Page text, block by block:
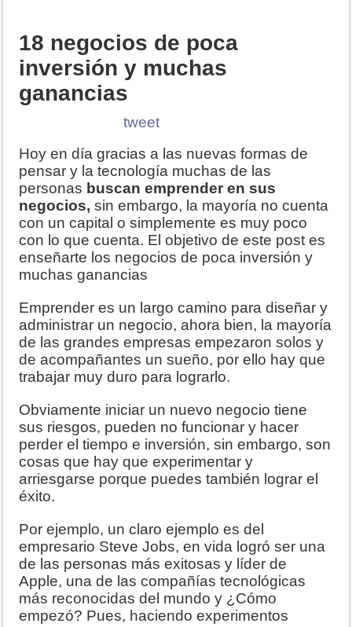
18 negocios de poca
inversión y muchas
ganancias
tweet
Hoy en día gracias a las nuevas formas de
pensar y la tecnología muchas de las
personas buscan emprender en sus
negocios, sin embargo, la mayoría no cuenta
con un capital o simplemente es muy poco
con lo que cuenta. El objetivo de este post es
enseñarte los negocios de poca inversión y
muchas ganancias
Emprender es un largo camino para diseñar y
administrar un negocio, ahora bien, la mayoría
de las grandes empresas empezaron solos y
de acompañantes un sueño, por ello hay que
trabajar muy duro para lograrlo.
Obviamente iniciar un nuevo negocio tiene
sus riesgos, pueden no funcionar y hacer
perder el tiempo e inversión, sin embargo, son
cosas que hay que experimentar y
arriesgarse porque puedes también lograr el
éxito.
Por ejemplo, un claro ejemplo es del
empresario Steve Jobs, en vida logró ser una
de las personas más exitosas y líder de
Apple, una de las compañías tecnológicas
más reconocidas del mundo y ¿Cómo
empezó? Pues, haciendo experimentos